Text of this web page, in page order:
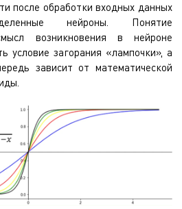
после обработки входных данных
нейроны. Понятие
возникновения в нейроне
условие загорания «лампочки», а
зависит от математической